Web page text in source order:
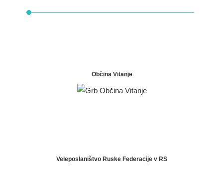
Občina Vitanje
Veleposlaništvo Ruske Federacije v RS